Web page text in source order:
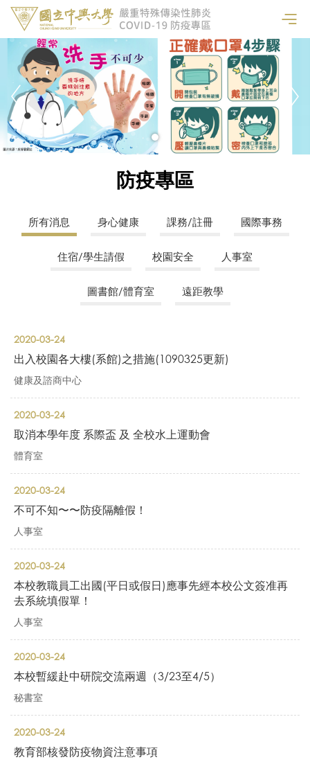
防疫專區
所有消息 身心健康 課務/註冊 國際事務
住宿/學生請假 校園安全 人事室
圖書館/體育室 遠距教學
2020-03-24
出入校園各大樓(系館)之措施(1090325更新)
健康及諮商中心
2020-03-24
取消本學年度 系際盃 及 全校水上運動會
體育室
2020-03-24
不可不知〜〜防疫隔離假！
人事室
2020-03-24
本校教職員工出國(平日或假日)應事先經本校公文簽准再
去系統填假單！
人事室
2020-03-24
本校暫緩赴中研院交流兩週（3/23至4/5）
秘書室
2020-03-24
教育部核發防疫物資注意事項